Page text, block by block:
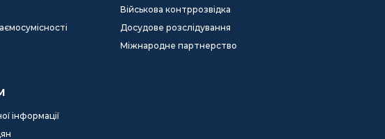
Військова контррозвідка
Досудове розслідування
Міжнародне партнерство
інформації